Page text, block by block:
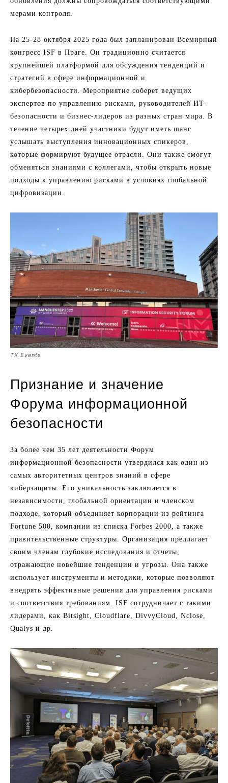
мерами контроля.
На 25-28 октября 2025 года был запланирован Всемирный
конгресс ISF в Праге. Он традиционно считается
крупнейшей платформой для обсуждения тенденций и
стратегий в сфере информационной и
кибербезопасности. Мероприятие соберет ведущих
экспертов по управлению рисками, руководителей ИТ-
безопасности и бизнес-лидеров из разных стран мира. В
течение четырех дней участники будут иметь шанс
услышать выступления инновационных спикеров,
которые формируют будущее отрасли. Они также смогут
обменяться знаниями с коллегами, чтобы открыть новые
подходы к управлению рисками в условиях глобальной
цифровизации.
TK Events
Признание и значение
Форума информационной
безопасности
За более чем 35 лет деятельности Форум
информационной безопасности утвердился как один из
самых авторитетных центров знаний в сфере
киберзащиты. Его уникальность заключается в
независимости, глобальной ориентации и членском
подходе, который объединяет корпорации из рейтинга
Fortune 500, компании из списка Forbes 2000, а также
правительственные структуры. Организация предлагает
своим членам глубокие исследования и отчеты,
отражающие новейшие тенденции и угрозы. Она также
использует инструменты и методики, которые позволяют
внедрять эффективные решения для управления рисками
и соответствия требованиям. ISF сотрудничает с такими
лидерами, как Bitsight, Cloudflare, DivvyCloud, Nclose,
Qualys и др.